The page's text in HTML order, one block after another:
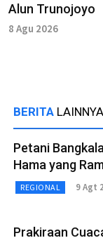
Alun Trunojoyo
8 Agu 2026
BERITA LAINNYA
Petani
Hama yang
REGIONAL 9 Agt
Prakiraan